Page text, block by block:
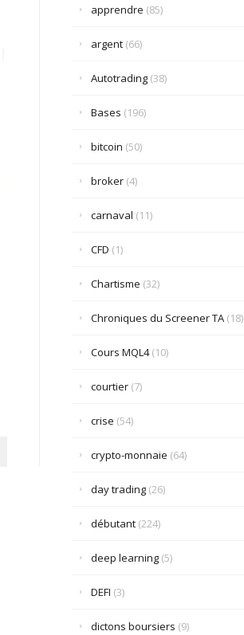
apprendre (85)
argent(66)
Autotrading(38)
Bases (196)
bitcoin (50)
broker(4)
carnaval (11)
CFD (1)
Chartisme (32)
Chroniques du Screener TA(18)
Cours MQL4(10)
courtier(7)
crise (54)
crypto-monnaie (64)
day trading(26)
débutant(224)
deep learning(5)
DEFI (3)
dictons boursiers (9)